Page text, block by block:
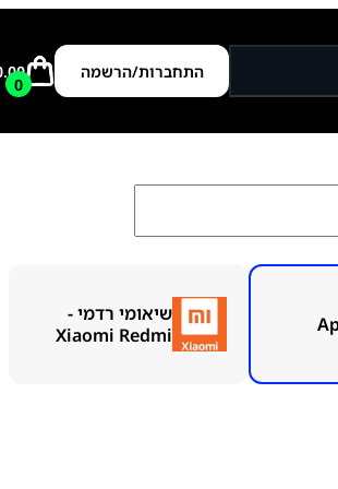
התחברות/הרשמה
0
שיאומי רדמי -
Xiaomi Redmi